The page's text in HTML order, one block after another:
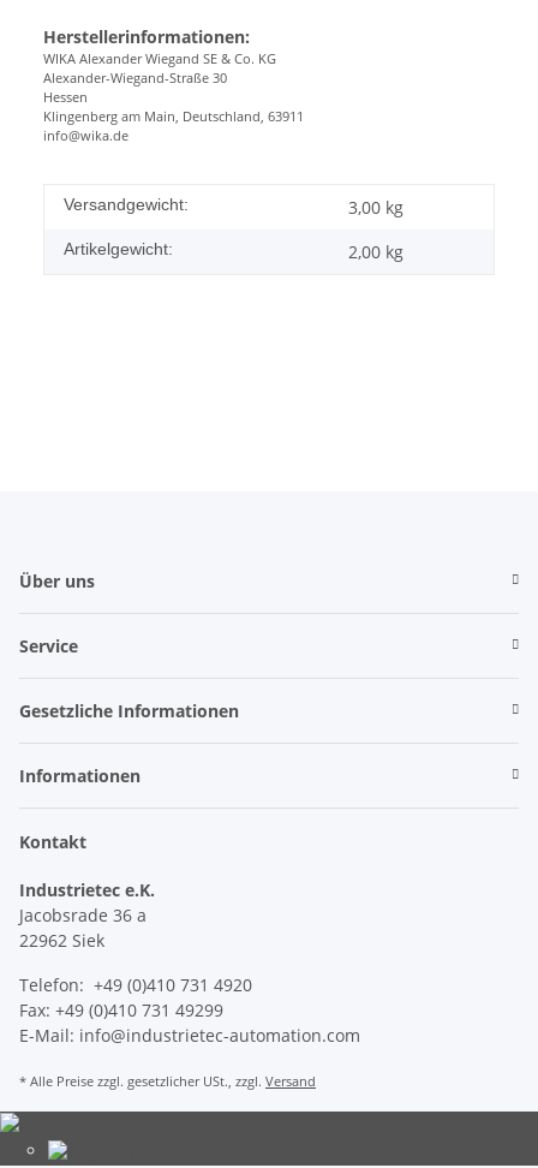
Herstellerinformationen:
WIKA Alexander Wiegand SE & Co. KG
Alexander-Wiegand-Straße 30
Hessen
Klingenberg am Main, Deutschland, 63911
info@wika.de
Versandgewicht: 3,00 kg
Artikelgewicht: 2,00 kg
Über uns
Service
Gesetzliche Informationen
Informationen
Kontakt
Industrietec e.K.
Jacobsrade 36 a
22962 Siek
Telefon: +49 (0)410 731 4920
Fax: +49 (0)410 731 49299
E-Mail: info@industrietec-automation.com
* Alle Preise zzgl. gesetzlicher USt., zzgl. Versand